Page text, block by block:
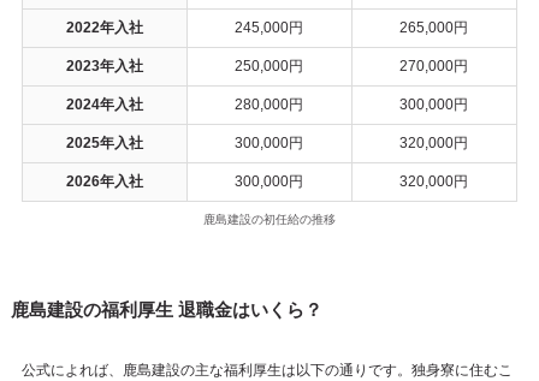
2022年入社 245,000円 265,000円
2023年入社 250,000円 270,000円
2024年入社 280,000円 300,000円
2025年入社 300,000円 320,000円
2026年入社 300,000円 320,000円
鹿島建設の初任給の推移
鹿島建設の福利厚生 退職金はいくら？
公式によれば、鹿島建設の主な福利厚生は以下の通りです。独身寮に住むこ